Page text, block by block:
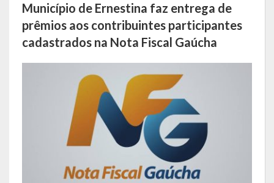
Telefones Úteis
Secretarias
Estrutura organizacional
Assistência Social
Educação, Cultura, Desporto e Turismo
Sala Multidisciplinar Saber Mais
Município de Ernestina faz entrega de
prêmios aos contribuintes participantes
cadastrados na Nota Fiscal Gaúcha